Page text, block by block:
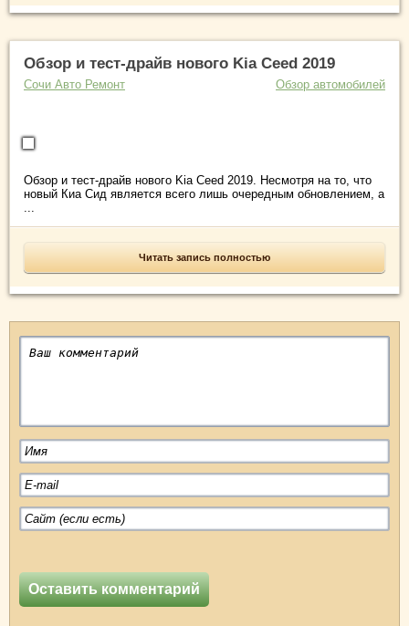
Обзор и тест-драйв нового Kia Ceed 2019
Сочи Авто Ремонт Обзор автомобилей
Обзор и тест-драйв нового Kia Ceed 2019. Несмотря на то, что
новый Киа Сид является всего лишь очередным обновлением, а
Читать запись полностью